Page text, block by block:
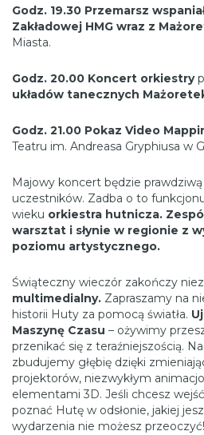
Godz. 19.30 Przemarsz
Zakładowej HMG wraz z
Miasta.
Godz. 20.00 Koncert orkiestry
układów tanecznych
Godz. 21.00 Pokaz Video
Teatru im. Andreasa Gryphiusa w
Majowy koncert będzie
uczestników. Zadba o to
wieku orkiestra hutnicza.
warsztat i słynie w regionie z
poziomu artystycznego.
Świąteczny wieczór zakończy
multimedialny. Zapraszamy na
historii Huty za pomocą światła.
Maszynę Czasu – ożywimy
przenikać się z teraźniejszością.
zbudujemy głębię dzięki
projektorów, niezwykłym
elementami 3D. Jeśli chcesz
poznać Hutę w odsłonie, jakiej
wydarzenia nie możesz przeoczyć!